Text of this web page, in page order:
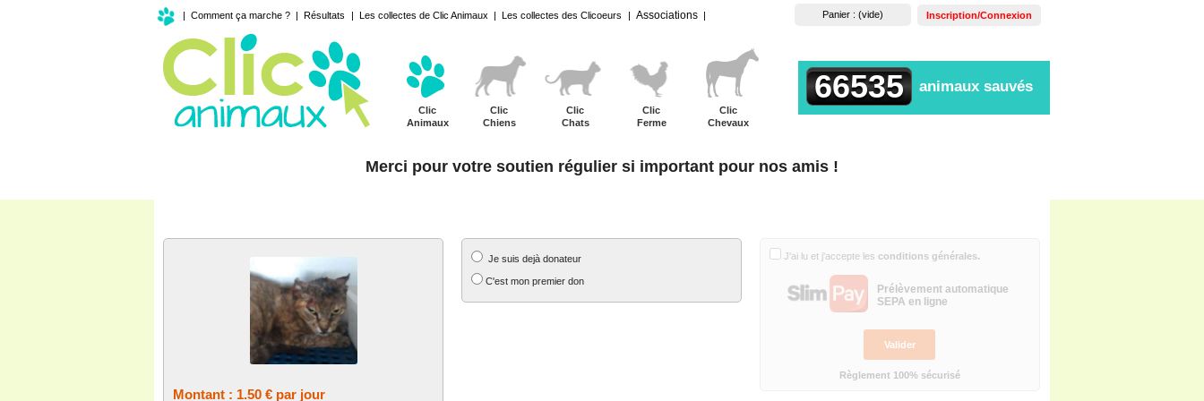
| Comment ça marche ? | Résultats | Les collectes de Clic Animaux | Les collectes des Clicoeurs | Associations |
Clic
Animaux
Clic
Chiens
Clic
Chats
Clic
Ferme
Clic
Chevaux
animaux sauvés
66535
Inscription/Connexion
Panier : (vide)
Merci pour votre soutien régulier si important pour nos amis !
Montant : 1.50 € par jour
Je suis dejà donateur
C'est mon premier don
J'ai lu et j'accepte les conditions générales.
Prélèvement automatique
SEPA en ligne
Valider
Règlement 100% sécurisé